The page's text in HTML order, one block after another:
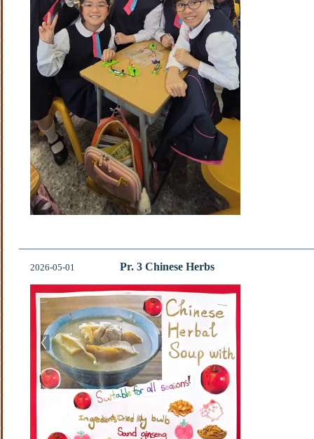
2026-05-01 Pr. 3 Chinese Herbs